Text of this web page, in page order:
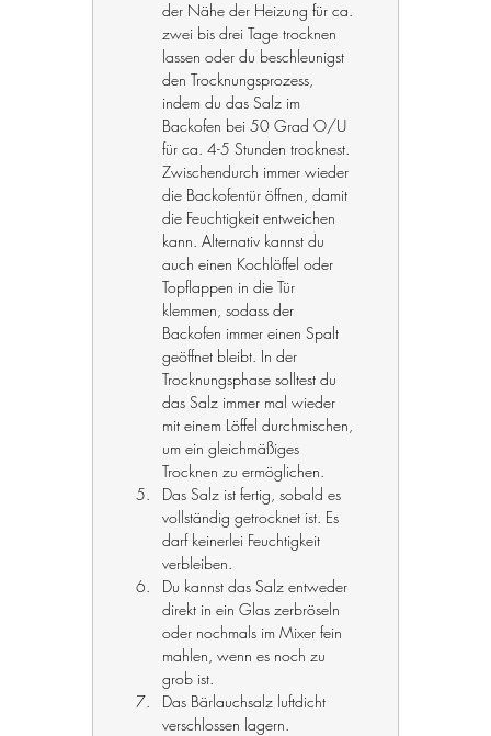
der Nähe der Heizung für ca.
zwei bis drei Tage trocknen
lassen oder du beschleunigst
den Trocknungsprozess,
indem du das Salz im
Backofen bei 50 Grad O/U
für ca. 4-5 Stunden trocknest.
Zwischendurch immer wieder
die Backofentür öffnen, damit
die Feuchtigkeit entweichen
kann. Alternativ kannst du
auch einen Kochlöffel oder
Topflappen in die Tür
klemmen, sodass der
Backofen immer einen Spalt
geöffnet bleibt. In der
Trocknungsphase solltest du
das Salz immer mal wieder
mit einem Löffel durchmischen,
um ein gleichmäßiges
Trocknen zu ermöglichen.
Das Salz ist fertig, sobald es
vollständig getrocknet ist. Es
darf keinerlei Feuchtigkeit
verbleiben.
Du kannst das Salz entweder
direkt in ein Glas zerbröseln
oder nochmals im Mixer fein
mahlen, wenn es noch zu
grob ist.
Das Bärlauchsalz luftdicht
verschlossen lagern.